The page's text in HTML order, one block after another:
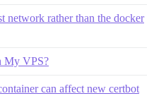
network rather than the docker
My VPS?
can affect new certbot